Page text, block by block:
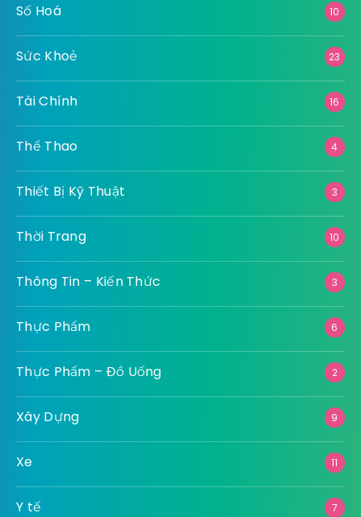
Số Hoá 10
Sức Khoẻ 23
Tài Chính 16
Thể Thao 4
Thiết Bị Kỹ Thuật 3
Thời Trang 10
Thông Tin – Kiến Thức 3
Thực Phẩm 6
Thực Phẩm – Đồ Uống 2
Xây Dựng 9
Xe 11
Y tế 7